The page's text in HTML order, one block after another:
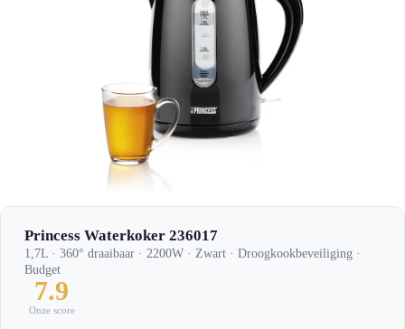
Princess Waterkoker 236017
1,7L · 360° draaibaar · 2200W · Zwart · Droogkookbeveiliging ·
Budget
7.9
Onze score